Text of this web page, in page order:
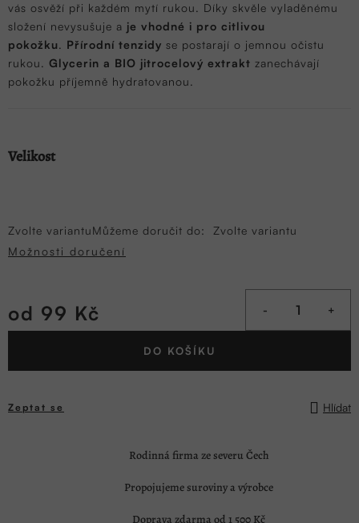
vás osvěží při každém mytí rukou. Díky skvěle vyladěnému
složení nevysušuje a je vhodné i pro citlivou
pokožku. Přírodní tenzidy se postarají o jemnou očistu
rukou. Glycerin a BIO jitrocelový extrakt zanechávají
pokožku příjemně hydratovanou.
Velikost
Zvolte variantuMůžeme doručit do:
Zvolte variantu
Možnosti doručení
od 99 Kč
Měrná
DO KOŠÍKU
Zeptat se Hlídat
Rodinná firma ze severu Čech
Propojujeme suroviny a výrobce
Doprava zdarma od 1 500 Kč